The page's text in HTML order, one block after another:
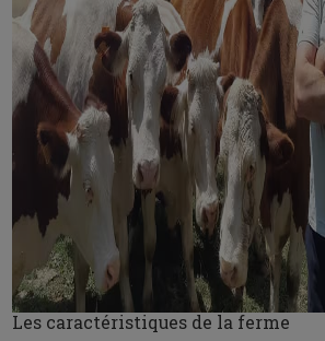
Les caractéristiques de la ferme